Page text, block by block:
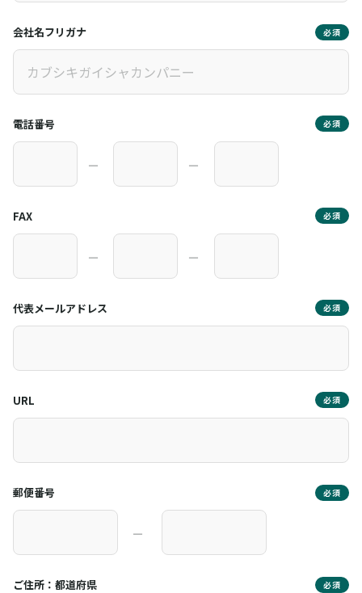
会社名フリガナ 必須
電話番号 必須
― ―
FAX 必須
― ―
代表メールアドレス 必須
URL 必須
郵便番号 必須
―
ご住所：都道府県 必須